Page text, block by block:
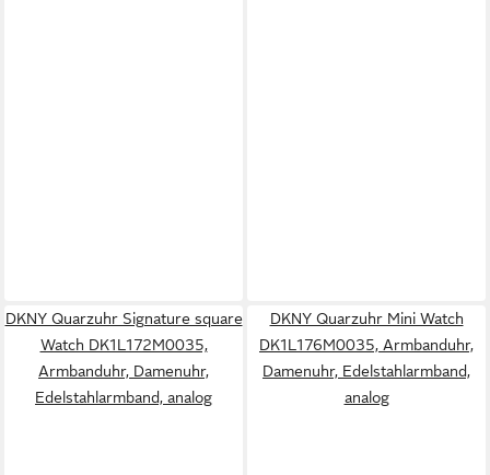
DKNY Quarzuhr Signature square
Watch DK1L172M0035,
Armbanduhr, Damenuhr,
Edelstahlarmband, analog
DKNY Quarzuhr Mini Watch
DK1L176M0035, Armbanduhr,
Damenuhr, Edelstahlarmband,
analog